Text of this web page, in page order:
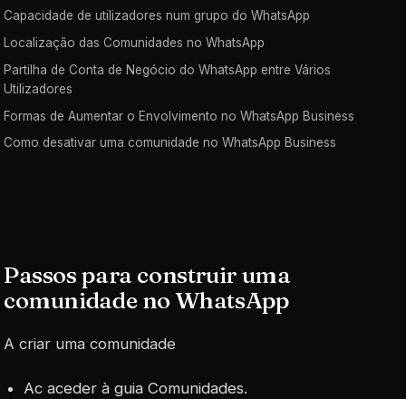
Capacidade de utilizadores num grupo do WhatsApp
Localização das Comunidades no WhatsApp
Partilha de Conta de Negócio do WhatsApp entre Vários
Utilizadores
Formas de Aumentar o Envolvimento no WhatsApp Business
Como desativar uma comunidade no WhatsApp Business
Passos para construir uma
comunidade no WhatsApp
A criar uma comunidade
Ac aceder à guia Comunidades.